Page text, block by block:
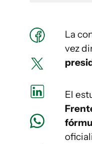
La
vez
El